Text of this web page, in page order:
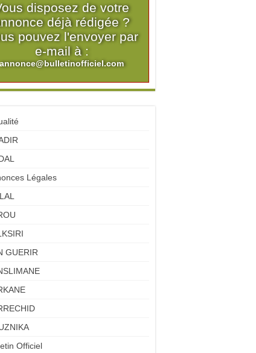
disposez de votre
déjà rédigée ?
pouvez l'envoyer par
e-mail à :
annonce@bulletinofficiel.com
Légales
GUERIR
Officiel